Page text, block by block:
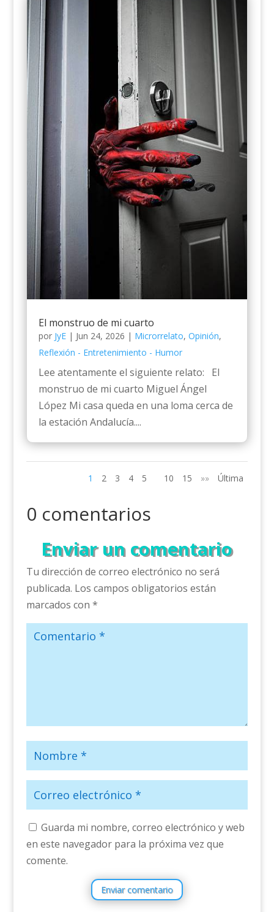
El monstruo de mi cuarto
por JyE| Jun 24, 2026 | Microrrelato, Opinión,
Reflexión - Entretenimiento - Humor
Lee atentamente el siguiente relato: El
monstruo de mi cuarto Miguel Ángel
López Mi casa queda en una loma cerca de
la estación Andalucía....
1 2 3 4 5 10 15 »» Última
0 comentarios
Enviar un comentario
Tu dirección de correo electrónico no será
publicada. Los campos obligatorios están
marcados con *
Guarda mi nombre, correo electrónico y web
en este navegador para la próxima vez que
comente.
Enviar comentario